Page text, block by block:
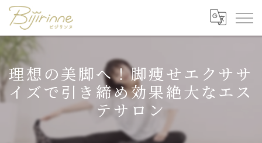
理想の美脚へ！脚痩せエクササ
イズで引き締め効果絶大なエス
テサロン